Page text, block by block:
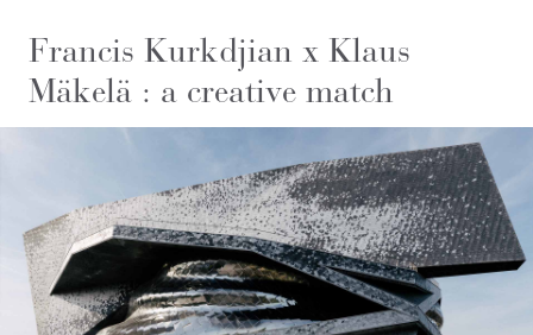
Francis Kurkdjian x Klaus
Mäkelä : a creative match